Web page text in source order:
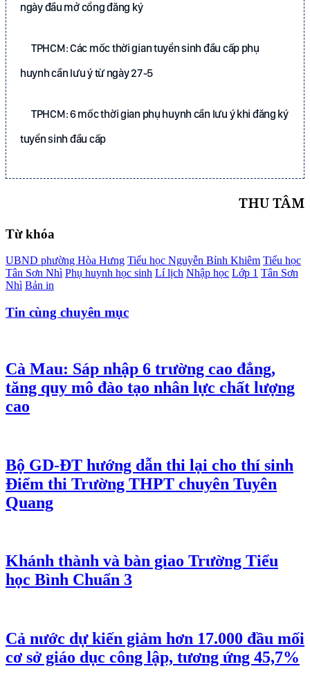
ngày đầu mở cổng đăng ký
TPHCM: Các mốc thời gian tuyển sinh đầu cấp phụ
huynh cần lưu ý từ ngày 27-5
TPHCM: 6 mốc thời gian phụ huynh cần lưu ý khi đăng ký
tuyển sinh đầu cấp
THU TÂM
Từ khóa
UBND phường Hòa Hưng Tiểu học Nguyễn Bỉnh Khiêm Tiểu học
Tân Sơn Nhì Phụ huynh học sinh Lí lịch Nhập học Lớp 1 Tân Sơn
Nhì Bản in
Tin cùng chuyên mục
Cà Mau: Sáp nhập 6 trường cao đẳng,
tăng quy mô đào tạo nhân lực chất lượng
cao
Bộ GD-ĐT hướng dẫn thi lại cho thí sinh
Điểm thi Trường THPT chuyên Tuyên
Quang
Khánh thành và bàn giao Trường Tiểu
học Bình Chuẩn 3
Cả nước dự kiến giảm hơn 17.000 đầu mối
cơ sở giáo dục công lập, tương ứng 45,7%